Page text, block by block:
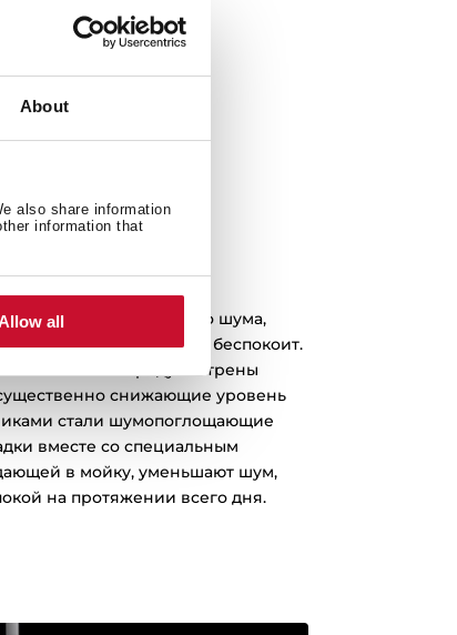
About
also share information
information that
all
источником неприятного шума,
это вас больше не беспокоит.
SilentSmart предусмотрены
снижающие уровень
стали шумопоглощающие
вместе со специальным
в мойку, уменьшают шум,
на протяжении всего дня.